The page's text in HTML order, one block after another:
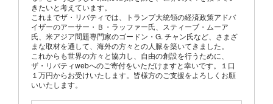
きたいと考えています。
これまでザ・リバティでは、トランプ大統領の経済政策アドバ
イザーのアーサー・Ｂ・ラッファー氏、スティーブ・ムーア
氏、米アジア問題専門家のゴードン・G. チャン氏など、さまざ
まな取材を通して、海外の方々との人脈を築いてきました。
これからも世界の方々と協力し、自由の創設を行うために、
ザ・リバティwebへのご寄付をいただけますと幸いです。１口
１万円からお受けいたします。皆様方のご支援をよろしくお願
いいたします。